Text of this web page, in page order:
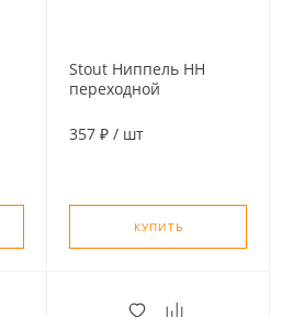
Stout Ниппель НН
переходной
1/2"
357 ₽ / шт
КУПИТЬ